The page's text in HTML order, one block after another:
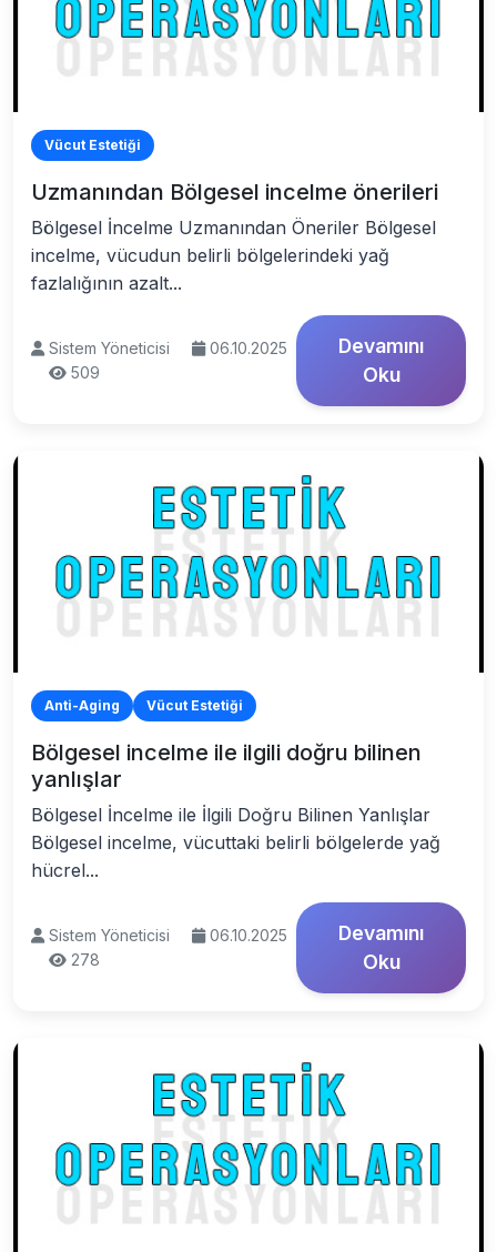
Vücut Estetiği
Uzmanından Bölgesel incelme önerileri
Bölgesel İncelme Uzmanından Öneriler Bölgesel
incelme, vücudun belirli bölgelerindeki yağ
fazlalığının azalt...
Sistem Yöneticisi
06.10.2025
509
Devamını
Oku
Anti-Aging Vücut Estetiği
Bölgesel incelme ile ilgili doğru bilinen
yanlışlar
Bölgesel İncelme ile İlgili Doğru Bilinen Yanlışlar
Bölgesel incelme, vücuttaki belirli bölgelerde yağ
hücrel...
Sistem Yöneticisi
06.10.2025
278
Devamını
Oku